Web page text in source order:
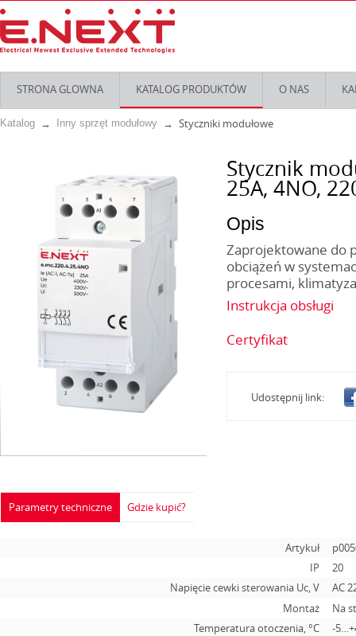
STRONA GLOWNA KATALOG PRODUKTÓW O NAS
Katalog Inny sprzęt modułowy Styczniki modułowe
Stycznik
25А, 4NO,
Opis
Zaprojektowane do
obciążeń w
procesami,
Instrukcja obsługi
Certyfikat
Udostępnij link:
Parametry techniczne
Artykuł
IP
20
Napięcie cewki sterowania Uc, V
AC
Montaż
Na
Temperatura otoczenia, °С
-
Gdzie kupić?